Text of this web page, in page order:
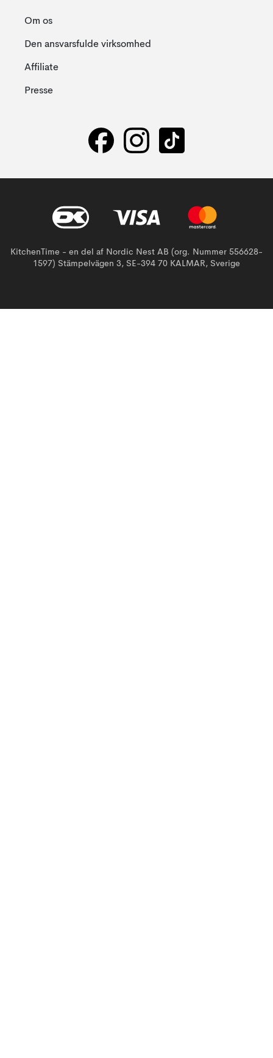
Om os
Den ansvarsfulde virksomhed
Affiliate
Presse
KitchenTime - en del af Nordic Nest AB (org. Nummer 556628-
1597) Stämpelvägen 3, SE-394 70 KALMAR, Sverige